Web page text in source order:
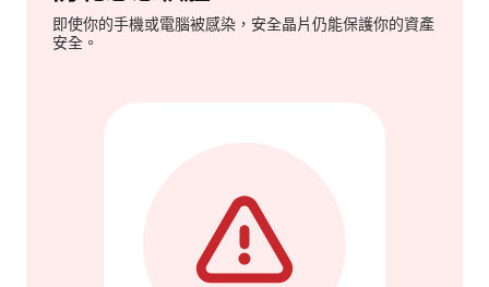
即使你的手機或電腦被感染，安全晶片仍能保護你的資產
安全。